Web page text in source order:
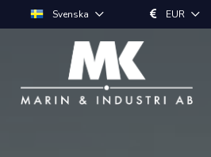
Svenska EUR